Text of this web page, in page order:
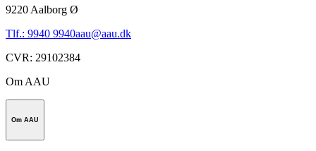
9220Aalborg Ø
Tlf.: 9940 9940aau@aau.dk
CVR: 29102384
Om AAU
Om AAU